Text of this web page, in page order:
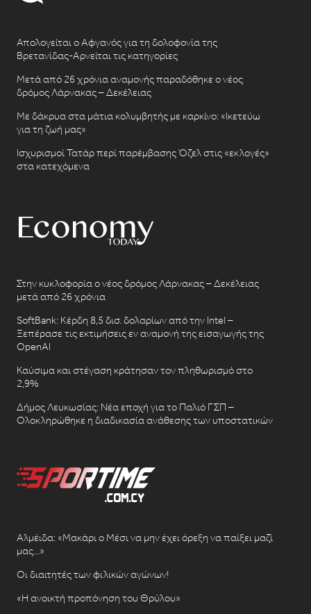
Απολογείται ο Αφγανός για τη δολοφονία της
Βρετανίδας-Αρνείται τις κατηγορίες
Μετά από 26 χρόνια αναμονής παραδόθηκε ο νέος
δρόμος Λάρνακας – Δεκέλειας
Με δάκρυα στα μάτια κολυμβητής με καρκίνο: «Ικετεύω
για τη ζωή μας»
Ισχυρισμοί Τατάρ περί παρέμβασης Όζελ στις «εκλογές»
στα κατεχόμενα
Στην κυκλοφορία ο νέος δρόμος Λάρνακας – Δεκέλειας
μετά από 26 χρόνια
SoftBank: Κέρδη 8,5 δισ. δολαρίων από την Intel –
Ξεπέρασε τις εκτιμήσεις εν αναμονή της εισαγωγής της
OpenAI
Καύσιμα και στέγαση κράτησαν τον πληθωρισμό στο
2,9%
Δήμος Λευκωσίας: Νέα εποχή για το Παλιό ΓΣΠ –
Ολοκληρώθηκε η διαδικασία ανάθεσης των υποστατικών
Αλμέιδα: «Μακάρι ο Μέσι να μην έχει όρεξη να παίξει μαζί
μας…»
Οι διαιτητές των φιλικών αγώνων!
«Η ανοικτή προπόνηση του Θρύλου»